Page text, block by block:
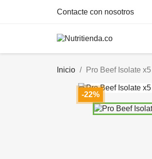
Contacte con nosotros
Inicio Pro Beef Isolate
-22%
